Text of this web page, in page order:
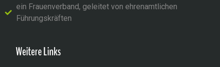
ein Frauenverband, geleitet von ehrenamtlichen
Führungskräften
Weitere Links